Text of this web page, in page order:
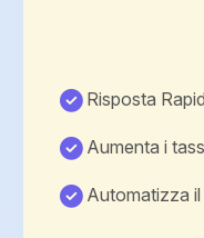
Risposta
Aumenta i
Automatizza